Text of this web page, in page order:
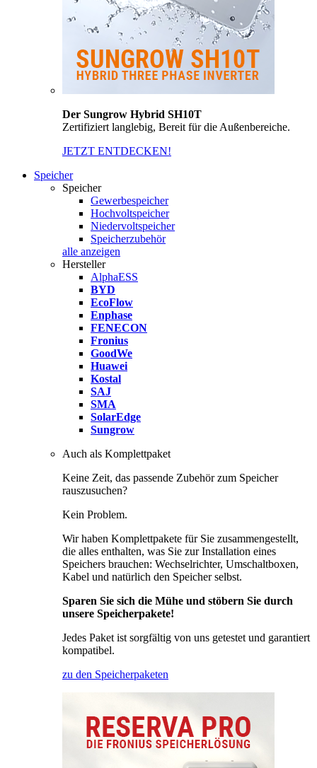
Der Sungrow Hybrid SH10T
Zertifiziert langlebig, Bereit für die Außenbereiche.
JETZT ENTDECKEN!
Speicher
Speicher
Gewerbespeicher
Hochvoltspeicher
Niedervoltspeicher
Speicherzubehör
alle anzeigen
Hersteller
AlphaESS
BYD
EcoFlow
Enphase
FENECON
Fronius
GoodWe
Huawei
Kostal
SAJ
SMA
SolarEdge
Sungrow
Auch als Komplettpaket
Keine Zeit, das passende Zubehör zum Speicher
rauszusuchen?
Kein Problem.
Wir haben Komplettpakete für Sie zusammengestellt,
die alles enthalten, was Sie zur Installation eines
Speichers brauchen: Wechselrichter, Umschaltboxen,
Kabel und natürlich den Speicher selbst.
Sparen Sie sich die Mühe und stöbern Sie durch
unsere Speicherpakete!
Jedes Paket ist sorgfältig von uns getestet und garantiert
kompatibel.
zu den Speicherpaketen